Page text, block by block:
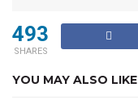
493
SHARES
YOU MAY ALSO LIKE